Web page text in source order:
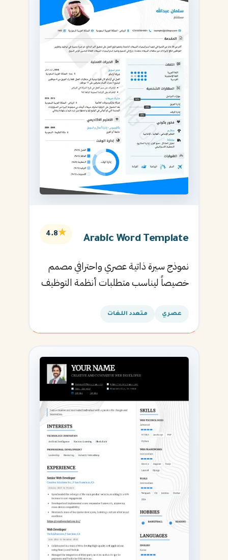
Arabic Word Template
★
4.8
نموذج سيرة ذاتية عصري واحترافي مصمم
خصيصاً ليناسب متطلبات أنظمة التوظيف
القادمة.
عصري متعدد اللغات